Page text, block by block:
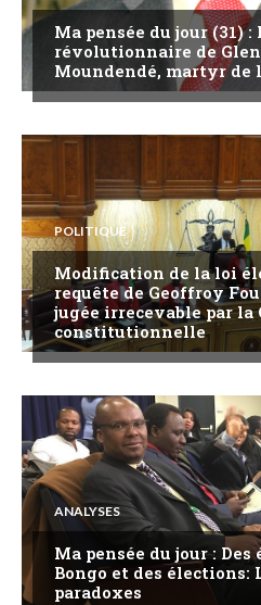
Ma pensée du jour (31) :
révolutionnaire de
Moundendé, martyr de
POLITIQUE
Modification de la loi
requête de Geoffroy
jugée irrecevable par la
constitutionnelle
ANALYSES
Ma pensée du jour :
Bongo et des élections:
paradoxes